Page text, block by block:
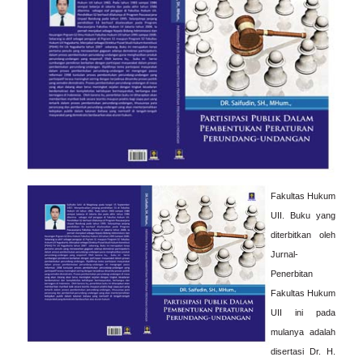
Fakultas Hukum
UII. Buku yang
diterbitkan oleh
Jurnal-
Penerbitan
Fakultas Hukum
UII ini pada
mulanya adalah
disertasi Dr. H.